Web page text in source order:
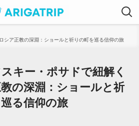
シア正教の深淵：ショールと祈りの町を巡る信仰の旅
キー・ポサドで紐解く
の深淵：ショールと祈
る信仰の旅